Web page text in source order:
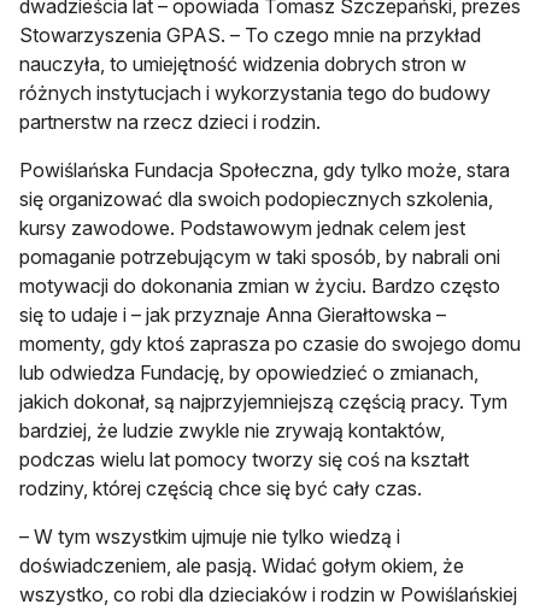
dwadzieścia lat – opowiada Tomasz Szczepański, prezes
Stowarzyszenia GPAS. – To czego mnie na przykład
nauczyła, to umiejętność widzenia dobrych stron w
różnych instytucjach i wykorzystania tego do budowy
partnerstw na rzecz dzieci i rodzin.
Powiślańska Fundacja Społeczna, gdy tylko może, stara
się organizować dla swoich podopiecznych szkolenia,
kursy zawodowe. Podstawowym jednak celem jest
pomaganie potrzebującym w taki sposób, by nabrali oni
motywacji do dokonania zmian w życiu. Bardzo często
się to udaje i – jak przyznaje Anna Gierałtowska –
momenty, gdy ktoś zaprasza po czasie do swojego domu
lub odwiedza Fundację, by opowiedzieć o zmianach,
jakich dokonał, są najprzyjemniejszą częścią pracy. Tym
bardziej, że ludzie zwykle nie zrywają kontaktów,
podczas wielu lat pomocy tworzy się coś na kształt
rodziny, której częścią chce się być cały czas.
– W tym wszystkim ujmuje nie tylko wiedzą i
doświadczeniem, ale pasją. Widać gołym okiem, że
wszystko, co robi dla dzieciaków i rodzin w Powiślańskiej